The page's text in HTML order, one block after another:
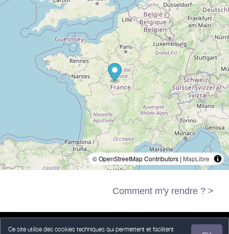
Ce site utilise des cookies techniques qui permettent et facilitent
© OpenStreetMap Contributors | MapLibre
Comment m'y rendre ? >